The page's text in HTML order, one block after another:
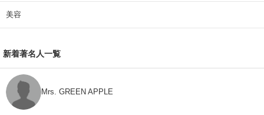
美容
新着著名人一覧
Mrs. GREEN APPLE